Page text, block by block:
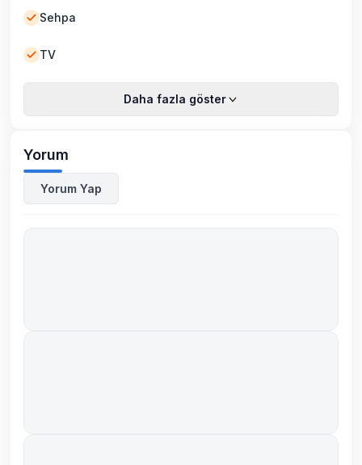
Sehpa
TV
Daha fazla göster
Yorum
Yorum Yap